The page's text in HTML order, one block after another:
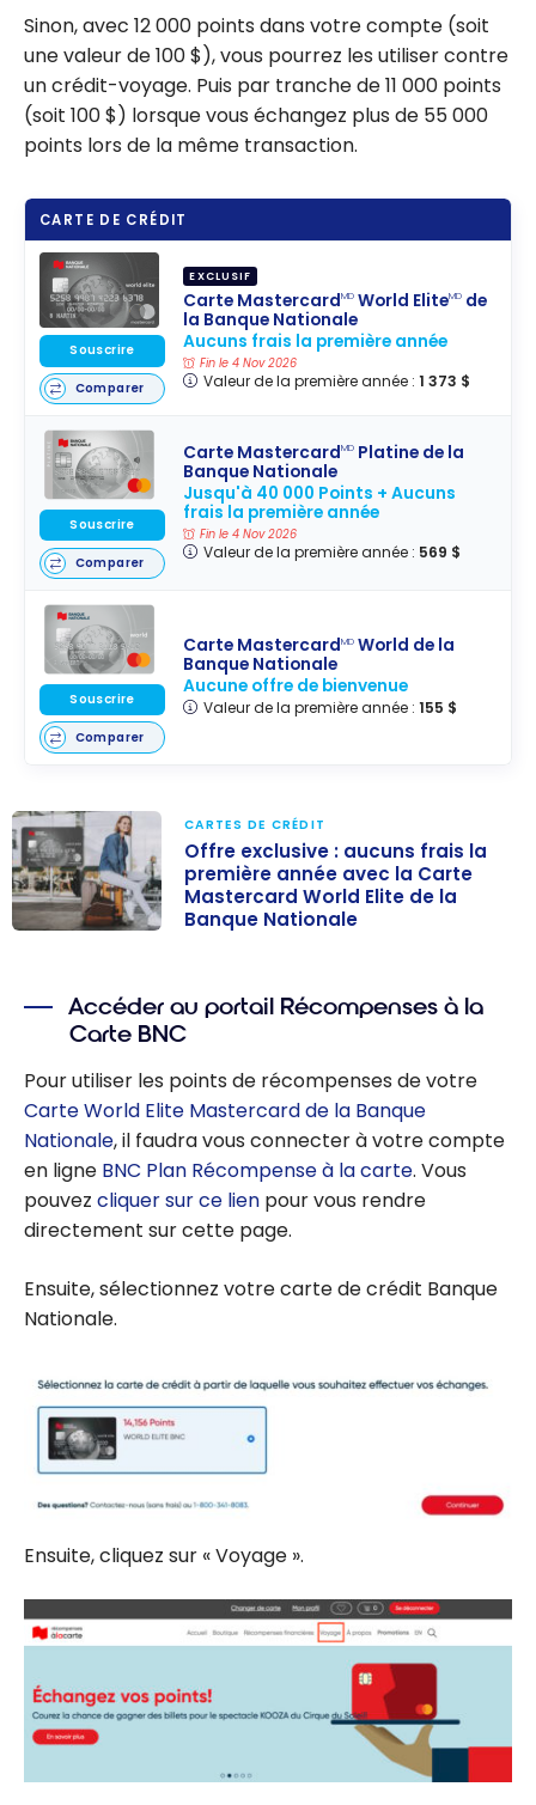
Sinon, avec 12 000 points dans votre compte (soit
une valeur de 100 $), vous pourrez les utiliser contre
un crédit-voyage. Puis par tranche de 11 000 points
(soit 100 $) lorsque vous échangez plus de 55 000
points lors de la même transaction.
CARTE DE CRÉDIT
EXCLUSIF
Carte MastercardMD World EliteMD de
la Banque Nationale
Aucuns frais la première année
Fin le 4 Nov 2026
Valeur de la première année : 1 373 $
Souscrire
Comparer
Carte MastercardMD Platine de la
Banque Nationale
Jusqu'à 40 000 Points + Aucuns
frais la première année
Fin le 4 Nov 2026
Valeur de la première année : 569 $
Souscrire
Comparer
Carte MastercardMD World de la
Banque Nationale
Aucune offre de bienvenue
Valeur de la première année : 155 $
Souscrire
Comparer
première
année avec la
Mastercard
World Elite de
la Banque
Nationale
CARTES DE CRÉDIT
Offre exclusive : aucuns frais la
première année avec la Carte
Mastercard World Elite de la
Banque Nationale
Accéder au portail Récompenses à la
Carte BNC
Pour utiliser les points de récompenses de votre
Carte World Elite Mastercard de la Banque
Nationale, il faudra vous connecter à votre compte
en ligne BNC Plan Récompense à la carte. Vous
pouvez cliquer sur ce lien pour vous rendre
directement sur cette page.
Ensuite, sélectionnez votre carte de crédit Banque
Nationale.
Ensuite, cliquez sur « Voyage ».